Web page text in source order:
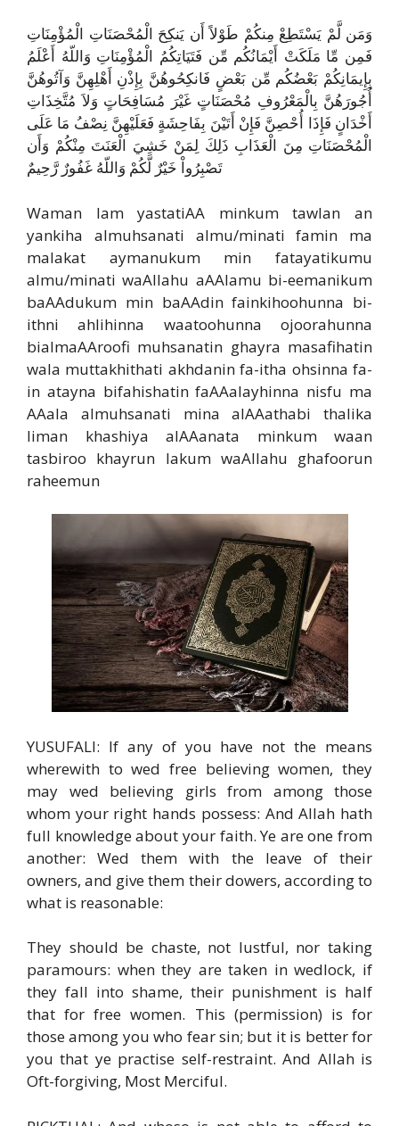
وَمَن لَّمْ يَسْتَطِعْ مِنكُمْ طَوْلاً أَن يَنكِحَ الْمُحْصَنَاتِ الْمُؤْمِنَاتِ
فَمِن مِّا مَلَكَتْ أَيْمَانُكُم مِّن فَتَيَاتِكُمُ الْمُؤْمِنَاتِ وَاللّهُ أَعْلَمُ
بِإِيمَانِكُمْ بَعْضُكُم مِّن بَعْضٍ فَانكِحُوهُنَّ بِإِذْنِ أَهْلِهِنَّ وَآتُوهُنَّ
أُجُورَهُنَّ بِالْمَعْرُوفِ مُحْصَنَاتٍ غَيْرَ مُسَافِحَاتٍ وَلاَ مُتَّخِذَاتِ
أَخْدَانٍ فَإِذَا أُحْصِنَّ فَإِنْ أَتَيْنَ بِفَاحِشَةٍ فَعَلَيْهِنَّ نِصْفُ مَا عَلَى
الْمُحْصَنَاتِ مِنَ الْعَذَابِ ذَلِكَ لِمَنْ خَشِيَ الْعَنَتَ مِنْكُمْ وَأَن
تَصْبِرُواْ خَيْرٌ لَّكُمْ وَاللّهُ غَفُورٌ رَّحِيمٌ
Waman lam yastatiAA minkum tawlan an
yankiha almuhsanati almu/minati famin ma
malakat aymanukum min fatayatikumu
almu/minati waAllahu aAAlamu bi-eemanikum
baAAdukum min baAAdin fainkihoohunna bi-
ithni ahlihinna waatoohunna ojoorahunna
bialmaAAroofi muhsanatin ghayra masafihatin
wala muttakhithati akhdanin fa-itha ohsinna fa-
in atayna bifahishatin faAAalayhinna nisfu ma
AAala almuhsanati mina alAAathabi thalika
liman khashiya alAAanata minkum waan
tasbiroo khayrun lakum waAllahu ghafoorun
raheemun
YUSUFALI: If any of you have not the means
wherewith to wed free believing women, they
may wed believing girls from among those
whom your right hands possess: And Allah hath
full knowledge about your faith. Ye are one from
another: Wed them with the leave of their
owners, and give them their dowers, according to
what is reasonable:
They should be chaste, not lustful, nor taking
paramours: when they are taken in wedlock, if
they fall into shame, their punishment is half
that for free women. This (permission) is for
those among you who fear sin; but it is better for
you that ye practise self-restraint. And Allah is
Oft-forgiving, Most Merciful.